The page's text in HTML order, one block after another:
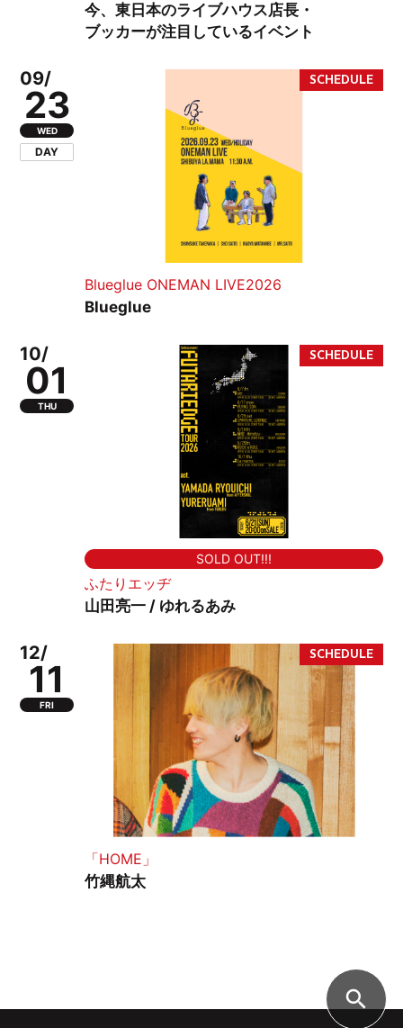
今、東日本のライブハウス店長・
ブッカーが注目しているイベント
09/
23
WED
DAY
Blueglue ONEMAN LIVE2026
Blueglue
10/
01
THU
SOLD OUT!!!
ふたりエッヂ
山田亮一 / ゆれるあみ
12/
11
FRI
「HOME」
竹縄航太
search